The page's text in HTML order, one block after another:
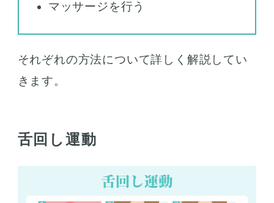
マッサージを行う
それぞれの方法について詳しく解説してい
きます。
舌回し運動